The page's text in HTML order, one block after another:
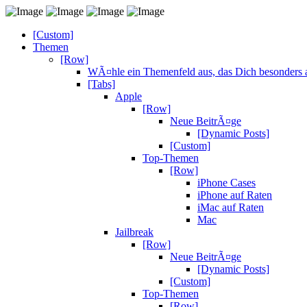
[Custom]
Themen
[Row]
WÃ¤hle ein Themenfeld aus, das Dich besonders
[Tabs]
Apple
[Row]
Neue BeitrÃ¤ge
[Dynamic Posts]
[Custom]
Top-Themen
[Row]
iPhone Cases
iPhone auf Raten
iMac auf Raten
Mac
Jailbreak
[Row]
Neue BeitrÃ¤ge
[Dynamic Posts]
[Custom]
Top-Themen